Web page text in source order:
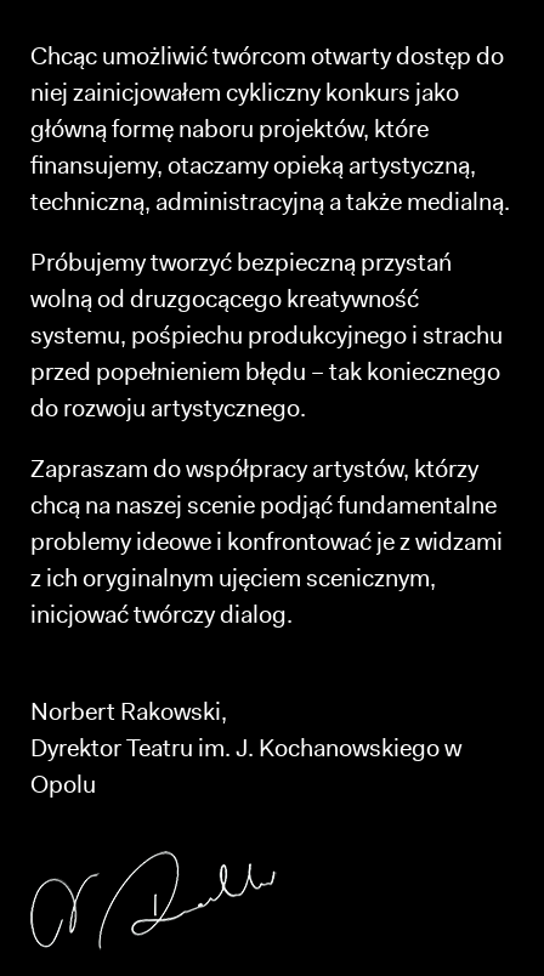
Chcąc umożliwić twórcom otwarty dostęp do
niej zainicjowałem cykliczny konkurs jako
główną formę naboru projektów, które
finansujemy, otaczamy opieką artystyczną,
techniczną, administracyjną a także medialną.
Próbujemy tworzyć bezpieczną przystań
wolną od druzgocącego kreatywność
systemu, pośpiechu produkcyjnego i strachu
przed popełnieniem błędu – tak koniecznego
do rozwoju artystycznego.
Zapraszam do współpracy artystów, którzy
chcą na naszej scenie podjąć fundamentalne
problemy ideowe i konfrontować je z widzami
z ich oryginalnym ujęciem scenicznym,
inicjować twórczy dialog.
Norbert Rakowski,
Dyrektor Teatru im. J. Kochanowskiego w
Opolu